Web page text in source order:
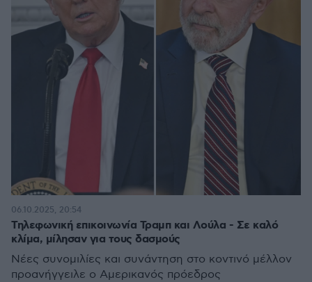
Τηλεφωνική επικοινωνία Τραμπ και Λούλα - Σε καλό
κλίμα, μίλησαν για τους δασμούς
Νέες συνομιλίες και συνάντηση στο κοντινό μέλλον
προανήγγειλε ο Αμερικανός πρόεδρος
06.10.2025, 20:54